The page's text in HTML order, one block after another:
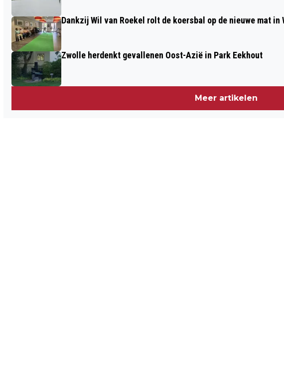
Dankzij Wil van Roekel rolt de koersbal op de nieuwe mat in
Zwolle herdenkt gevallenen Oost-Azië in Park Eekhout
Meer artikelen